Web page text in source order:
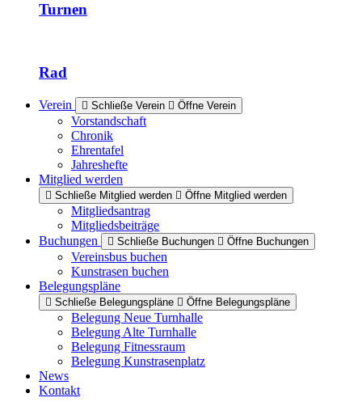
Turnen
Rad
Verein Schließe Verein Öffne Verein
Vorstandschaft
Chronik
Ehrentafel
Jahreshefte
Mitglied werden
Schließe Mitglied werden Öffne Mitglied werden
Mitgliedsantrag
Mitgliedsbeiträge
Buchungen
Schließe Buchungen Öffne Buchungen
Vereinsbus buchen
Kunstrasen buchen
Belegungspläne
Schließe Belegungspläne Öffne Belegungspläne
Belegung Neue Turnhalle
Belegung Alte Turnhalle
Belegung Fitnessraum
Belegung Kunstrasenplatz
News
Kontakt